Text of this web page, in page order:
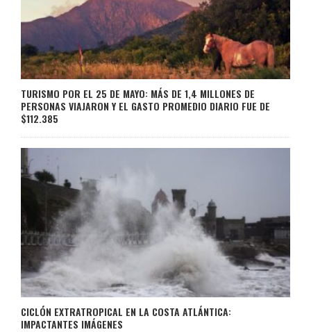
TURISMO POR EL 25 DE MAYO: MÁS DE 1,4 MILLONES DE
PERSONAS VIAJARON Y EL GASTO PROMEDIO DIARIO FUE DE
$112.385
CICLÓN EXTRATROPICAL EN LA COSTA ATLÁNTICA:
IMPACTANTES IMÁGENES